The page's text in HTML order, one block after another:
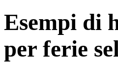
Esempi di
per ferie